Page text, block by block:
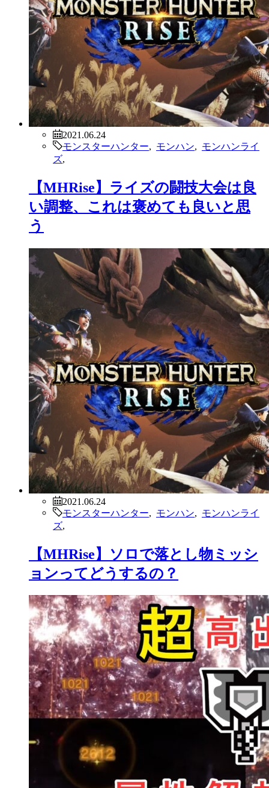
2021.06.24
モンスターハンター
モンハン
モンハンライ
ズ
【MHRise】ライズの闘技大会は良
い調整、これは褒めても良いと思
う
2021.06.24
モンスターハンター
モンハン
モンハンライ
ズ
【MHRise】ソロで落とし物ミッシ
ョンってどうするの？